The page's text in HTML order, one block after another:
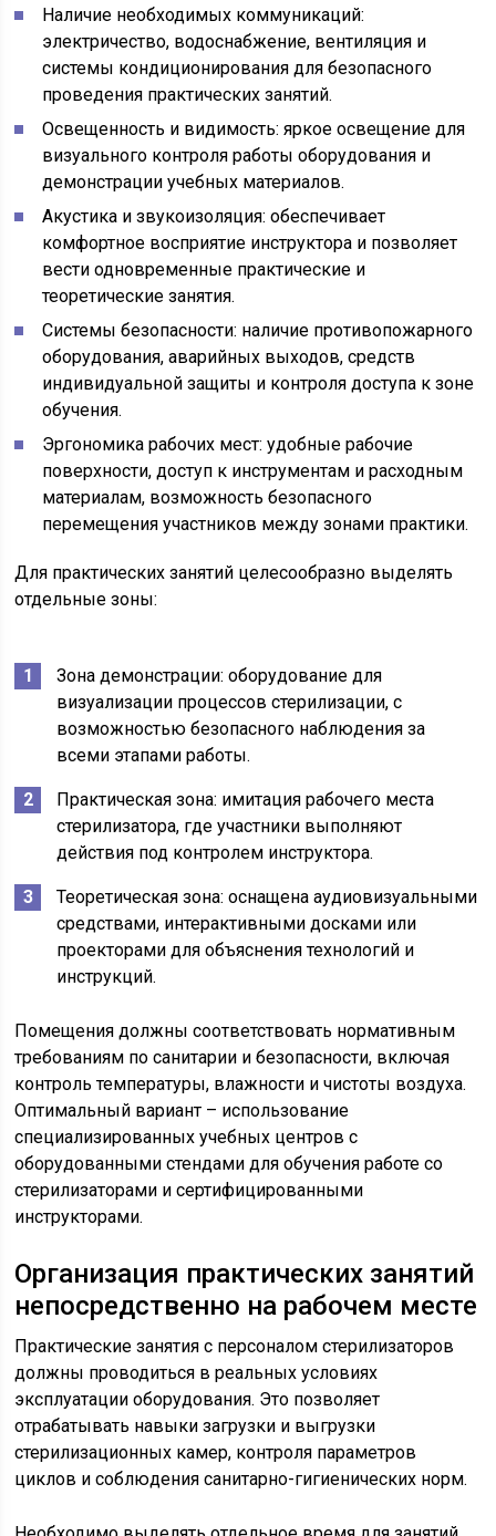
Наличие необходимых коммуникаций:
электричество, водоснабжение, вентиляция и
системы кондиционирования для безопасного
проведения практических занятий.
Освещенность и видимость: яркое освещение для
визуального контроля работы оборудования и
демонстрации учебных материалов.
Акустика и звукоизоляция: обеспечивает
комфортное восприятие инструктора и позволяет
вести одновременные практические и
теоретические занятия.
Системы безопасности: наличие противопожарного
оборудования, аварийных выходов, средств
индивидуальной защиты и контроля доступа к зоне
обучения.
Эргономика рабочих мест: удобные рабочие
поверхности, доступ к инструментам и расходным
материалам, возможность безопасного
перемещения участников между зонами практики.
Для практических занятий целесообразно выделять
отдельные зоны:
Зона демонстрации: оборудование для
визуализации процессов стерилизации, с
возможностью безопасного наблюдения за
всеми этапами работы.
Практическая зона: имитация рабочего места
стерилизатора, где участники выполняют
действия под контролем инструктора.
Теоретическая зона: оснащена аудиовизуальными
средствами, интерактивными досками или
проекторами для объяснения технологий и
инструкций.
Помещения должны соответствовать нормативным
требованиям по санитарии и безопасности, включая
контроль температуры, влажности и чистоты воздуха.
Оптимальный вариант – использование
специализированных учебных центров с
оборудованными стендами для обучения работе со
стерилизаторами и сертифицированными
инструкторами.
Организация практических занятий
непосредственно на рабочем месте
Практические занятия с персоналом стерилизаторов
должны проводиться в реальных условиях
эксплуатации оборудования. Это позволяет
отрабатывать навыки загрузки и выгрузки
стерилизационных камер, контроля параметров
циклов и соблюдения санитарно-гигиенических норм.